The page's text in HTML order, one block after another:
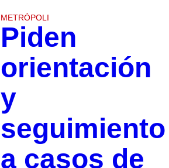
METRÓPOLI
Piden
orientación
y
seguimiento
a casos de